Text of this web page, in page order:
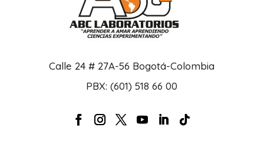
Calle 24 # 27A-56 Bogotá-Colombia
PBX: (601) 518 66 00